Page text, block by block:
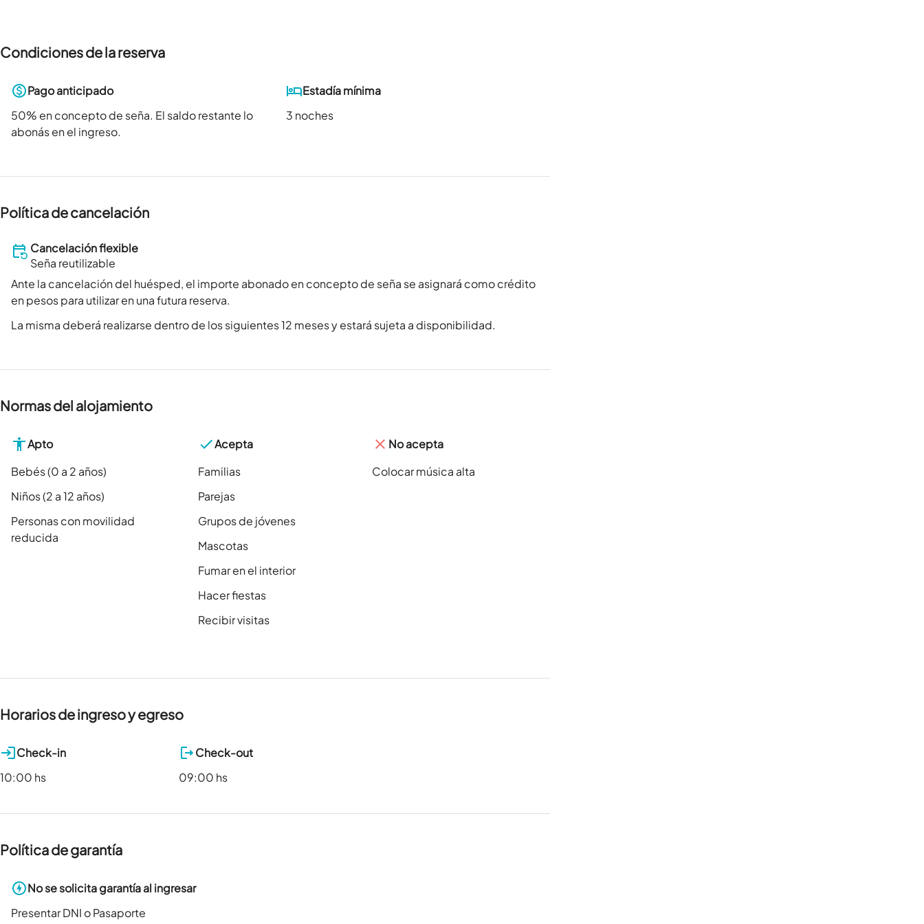
Condiciones de la reserva
Pago anticipado
50% en concepto de seña. El saldo restante lo
abonás en el ingreso.
Estadía mínima
3 noches
Política de cancelación
Cancelación flexible
Seña reutilizable
Ante la cancelación del huésped, el importe abonado en concepto de seña se asignará como crédito
en pesos para utilizar en una futura reserva.
La misma deberá realizarse dentro de los siguientes 12 meses y estará sujeta a disponibilidad.
Normas del alojamiento
Apto
Bebés (0 a 2 años)
Niños (2 a 12 años)
Personas con movilidad
reducida
Acepta
Familias
Parejas
Grupos de jóvenes
Mascotas
Fumar en el interior
Hacer fiestas
Recibir visitas
No acepta
Colocar música alta
Horarios de ingreso y egreso
Check-in
10:00 hs
Check-out
09:00 hs
Política de garantía
No se solicita garantía al ingresar
Presentar DNI o Pasaporte